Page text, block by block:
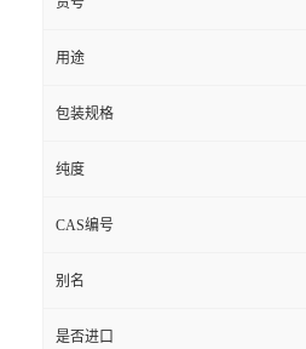
用途
包装规格
纯度
CAS编号
别名
是否进口